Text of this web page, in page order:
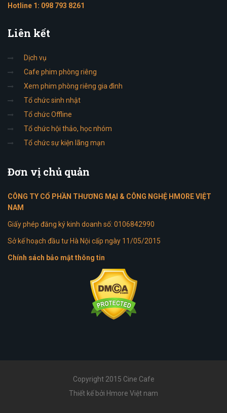
Hotline 1: 098 793 8261
Liên kết
Dịch vụ
Cafe phim phòng riêng
Xem phim phòng riêng gia đình
Tổ chức sinh nhật
Tổ chức Offline
Tổ chức hội thảo, học nhóm
Tổ chức sự kiện lãng mạn
Đơn vị chủ quản
CÔNG TY CỔ PHẦN THƯƠNG MẠI & CÔNG NGHỆ HMORE VIỆT
NAM
Giấy phép đăng ký kinh doanh số: 0106842990
Sở kế hoạch đầu tư Hà Nội cấp ngày 11/05/2015
Chính sách bảo mật thông tin
Copyright 2015 Cine Cafe
Thiết kế bởi Hmore Việt nam